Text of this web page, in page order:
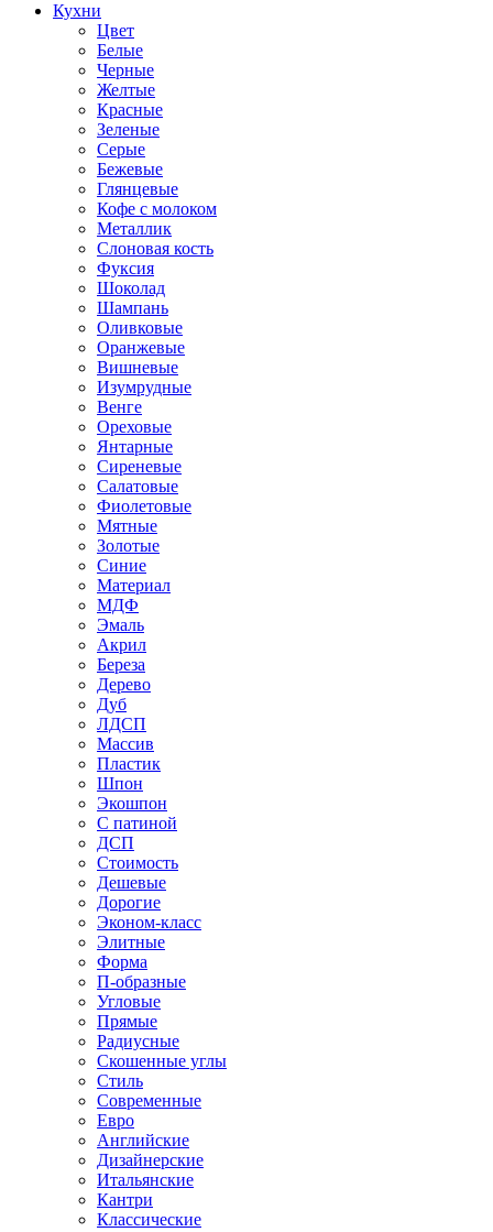
Кухни
Цвет
Белые
Черные
Желтые
Красные
Зеленые
Серые
Бежевые
Глянцевые
Кофе с молоком
Металлик
Слоновая кость
Фуксия
Шоколад
Шампань
Оливковые
Оранжевые
Вишневые
Изумрудные
Венге
Ореховые
Янтарные
Сиреневые
Салатовые
Фиолетовые
Мятные
Золотые
Синие
Материал
МДФ
Эмаль
Акрил
Береза
Дерево
Дуб
ЛДСП
Массив
Пластик
Шпон
Экошпон
С патиной
ДСП
Стоимость
Дешевые
Дорогие
Эконом-класс
Элитные
Форма
П-образные
Угловые
Прямые
Радиусные
Скошенные углы
Стиль
Современные
Евро
Английские
Дизайнерские
Итальянские
Кантри
Классические